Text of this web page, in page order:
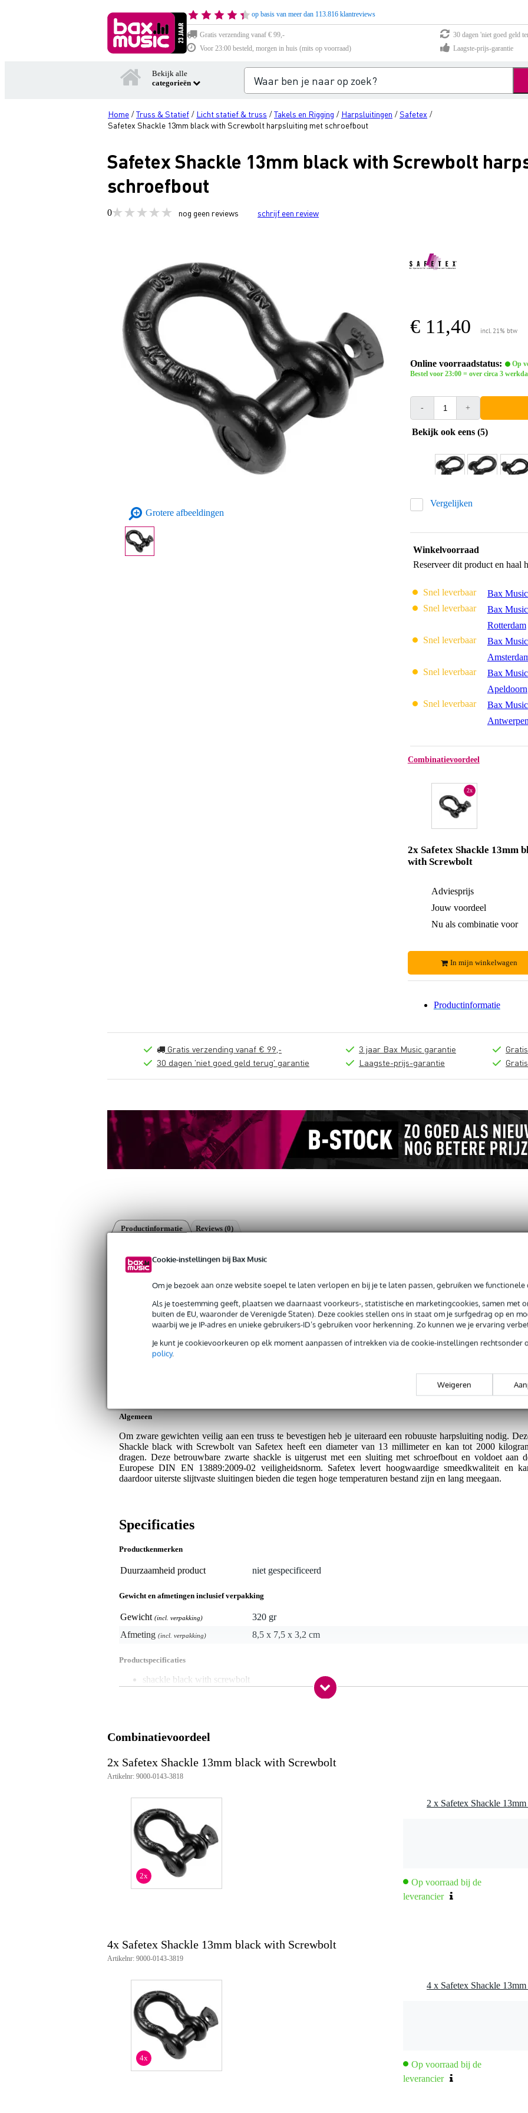
Cookie-instellingen bij Bax Music
Om je bezoek aan onze website soepel te laten verlopen en bij je te laten passen, gebruiken we functionele
Als je toestemming geeft, plaatsen we daarnaast voorkeurs-, statistische en marketingcookies, samen met
buiten de EU, waaronder de Verenigde Staten). Deze cookies stellen ons in staat om je surfgedrag op en
waarbij we je IP-adres en unieke gebruikers-ID’s gebruiken voor herkenning. Zo kunnen we je ervaring
Je kunt je cookievoorkeuren op elk moment aanpassen of intrekken via de cookie-instellingen rechtsonder
policy.
Weigeren
op basis van meer dan 113.816 klantreviews
Gratis verzending vanaf € 99,-
30 dagen 'niet goed geld
Voor 23:00 besteld, morgen in huis (mits op voorraad)
Laagste-prijs-garantie
Bekijk alle
categorieën
Home /Truss & Statief / Licht statief & truss /Takels en Rigging / Harpsluitingen /Safetex /
Safetex Shackle 13mm black with Screwbolt harpsluiting met schroefbout
Safetex Shackle 13mm black with Screwbolt
schroefbout
0 nog geen reviews schrijf een review
Grotere afbeeldingen
€ 11,40 incl. 21% btw
Online voorraadstatus:
Op
Bestel voor 23:00 = over circa 3
- +
Bekijk ook eens (5)
Vergelijken
Winkelvoorraad
Reserveer dit product en haal
Snel leverbaar Bax
Snel leverbaar
Bax
Rotterdam
Snel leverbaar
Bax
Snel leverbaar
Bax
Apeldoorn
Snel leverbaar
Bax
Antwerpen
Combinatievoordeel
2x
2x Safetex Shackle 13mm
with Screwbolt
Adviesprijs
Jouw voordeel
Nu als combinatie voor
In mijn winkelwagen
Productinformatie
Gratis verzending vanaf € 99,-
30 dagen 'niet goed geld terug' garantie
3 jaar Bax Music garantie
Laagste-prijs-garantie
Productinformatie Reviews(0)
Safetex Shackle 13mm black with Screwbolt harpsluiting met schroefbout
Artikelnr:9000-0143-3817
Servicebelofte
Bax Music Garantie: Op dit product krijg je 3 jaar Bax Music Garantie.
Op dit product krijg je 3 jaar Bax Music Garantie.
Plus- en minpunten
Algemeen
Om zware gewichten veilig aan een truss te bevestigen heb je uiteraard een robuuste harpsluiting nodig.
Shackle black with Screwbolt van Safetex heeft een diameter van 13 millimeter en kan tot 2000
dragen. Deze betrouwbare zwarte shackle is uitgerust met een sluiting met schroefbout en voldoet aan
Europese DIN EN 13889:2009-02 veiligheidsnorm. Safetex levert hoogwaardige smeedkwaliteit en
daardoor uiterste slijtvaste sluitingen bieden die tegen hoge temperaturen bestand zijn en lang meegaan.
Specificaties
Productkenmerken
Duurzaamheid product niet gespecificeerd
Gewicht en afmetingen inclusief verpakking
Gewicht (incl. verpakking)
320 gr
Afmeting (incl. verpakking) 8,5 x 7,5 x 3,2 cm
Productspecificaties
shackle black with screwbolt
harpsluiting
diameter: 13 mm
maximale belastbaarheid (WLL): 2000 kg
gebruikstemperatuur: -20 °C t/m +200 °C
materiaal: gesmeed staal
Combinatievoordeel
2x Safetex Shackle 13mm black with Screwbolt
Artikelnr: 9000-0143-3818
2x
Op voorraad bij de
leverancier
4x Safetex Shackle 13mm black with Screwbolt
Artikelnr: 9000-0143-3819
4x
Op voorraad bij de
leverancier